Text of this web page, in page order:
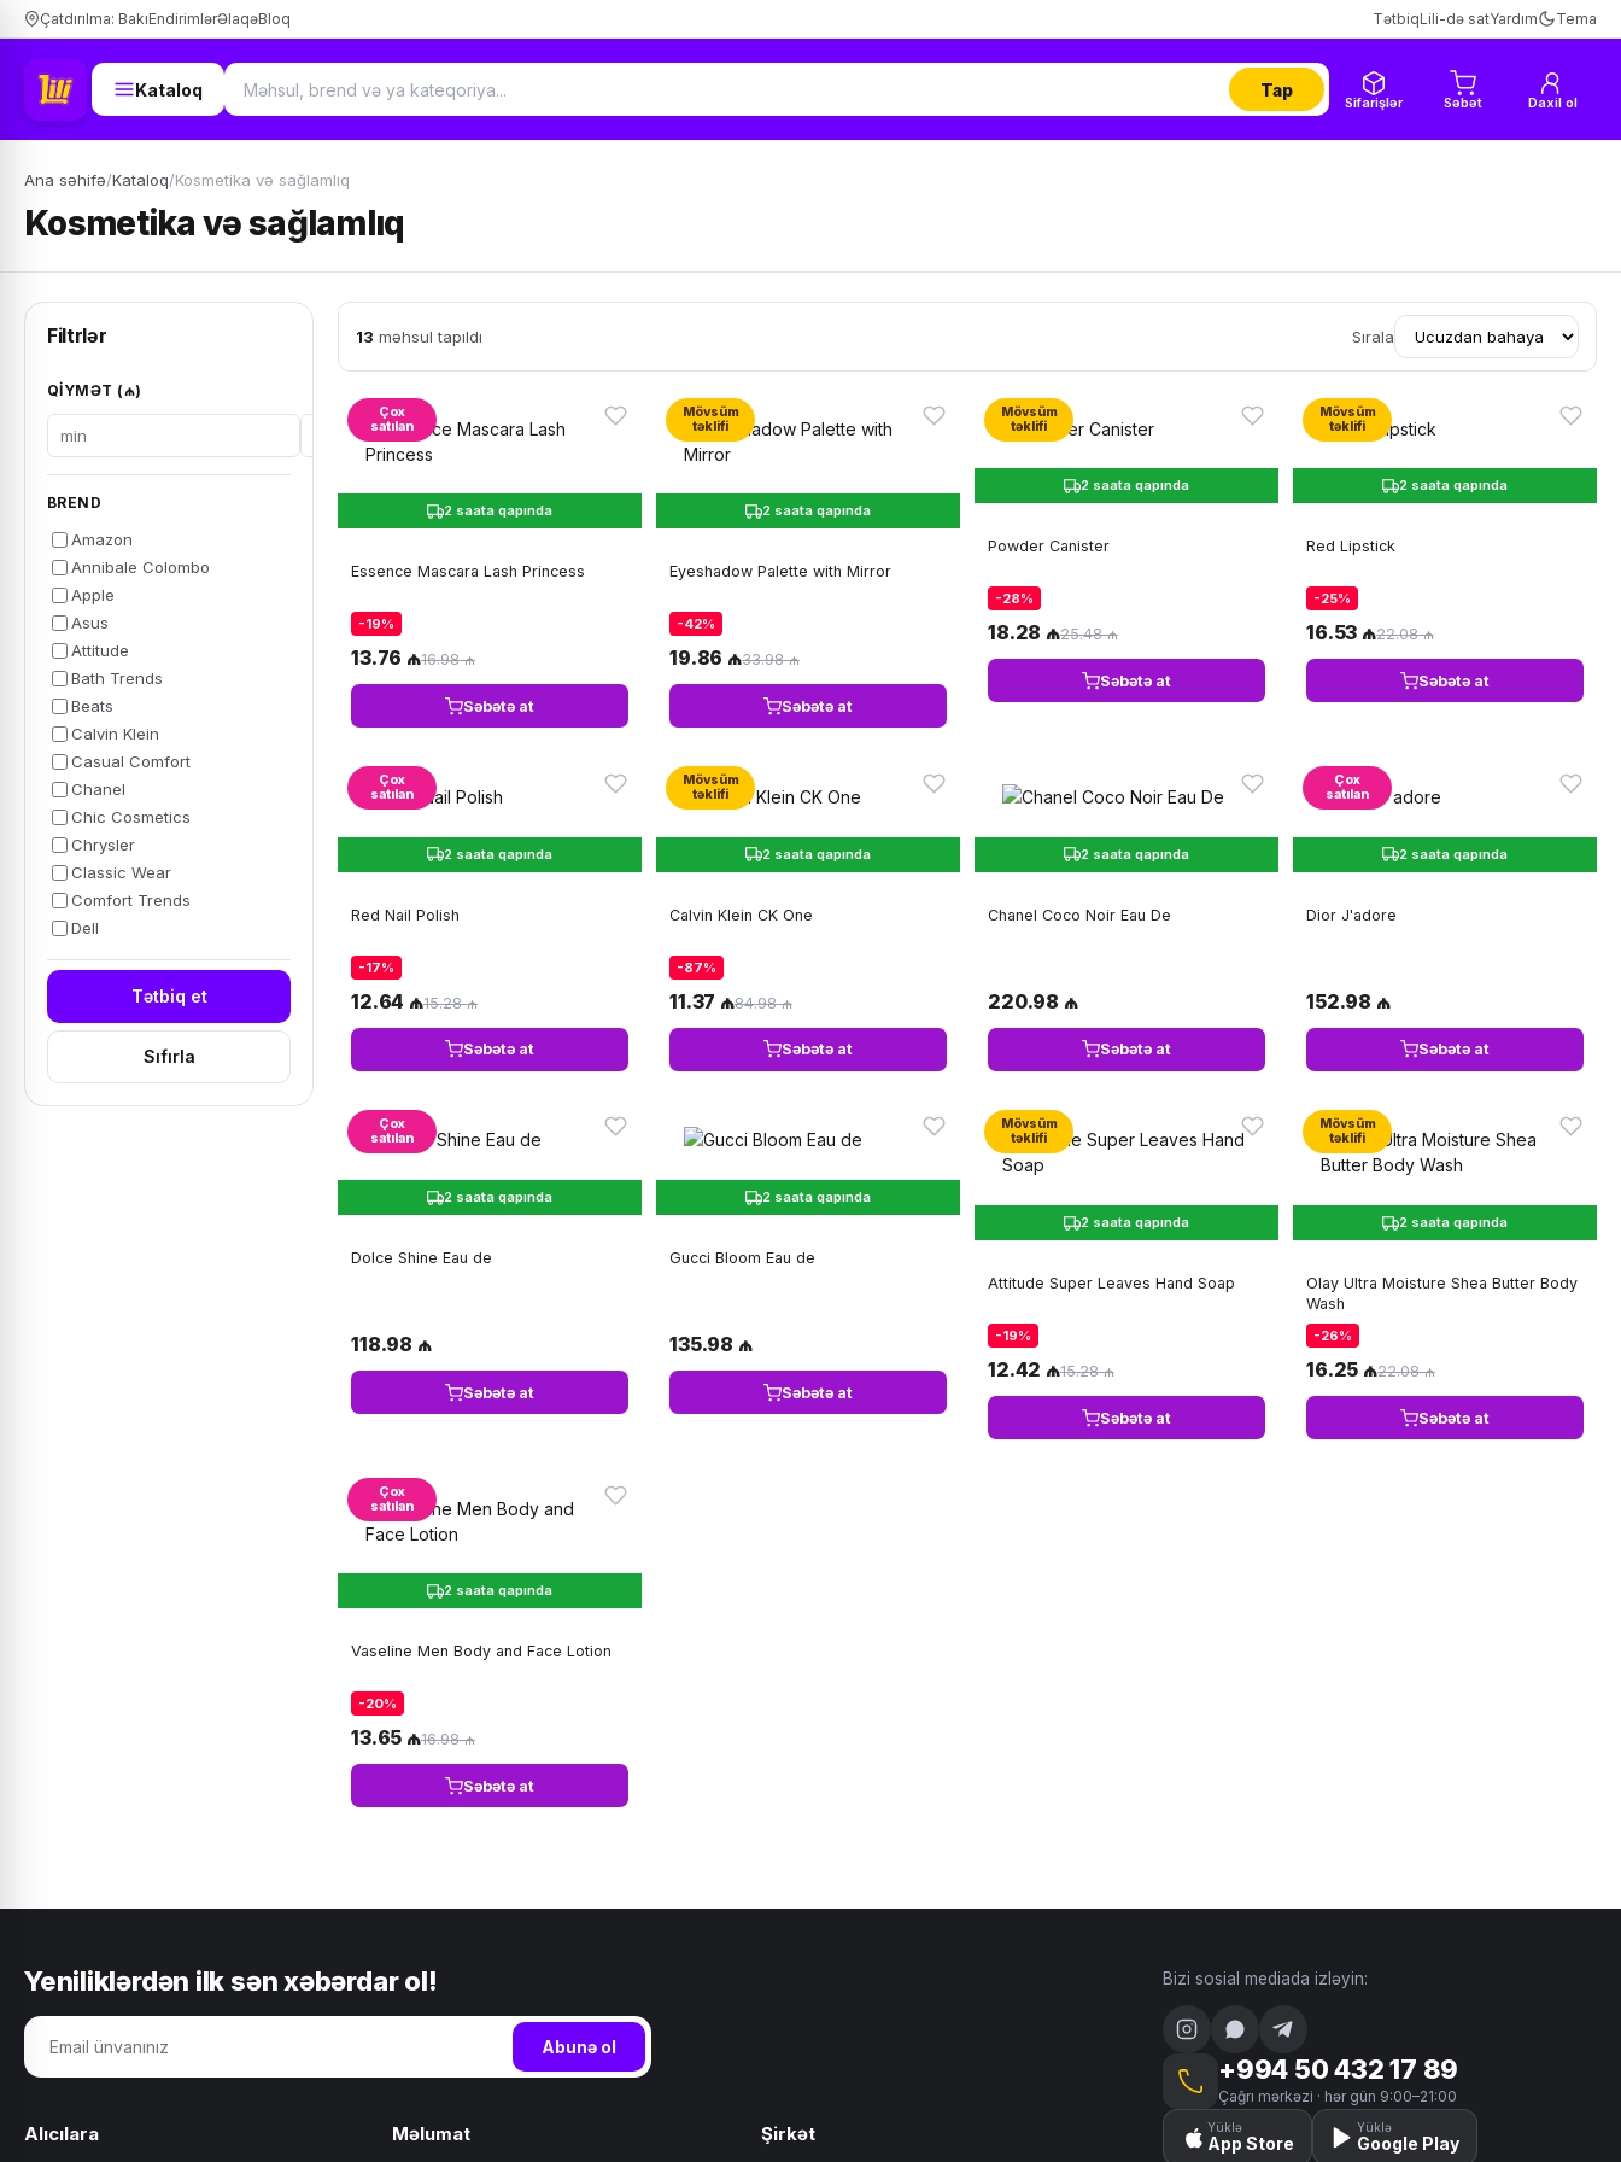
Çatdırılma: BakıEndirimlərƏlaqəBloq TətbiqLili-də satYardım Tema
Kataloq Tap
Sifarişlər Səbət Daxil ol
Ana səhifə/Kataloq/Kosmetika və sağlamlıq
Kosmetika və sağlamlıq
Filtrlər
QIYMƏT (₼)
BREND
Amazon
Annibale Colombo
Apple
Asus
Attitude
Bath Trends
Beats
Calvin Klein
Casual Comfort
Chanel
Chic Cosmetics
Chrysler
Classic Wear
Comfort Trends
Dell
Tətbiq et
Sıfırla
13 məhsul tapıldı Sırala
Çox
satılan
2 saata qapında
Essence Mascara Lash Princess
-19%
13.76 ₼16.98 ₼
Səbətə at
Mövsüm
təklifi
2 saata qapında
Eyeshadow Palette with Mirror
-42%
19.86 ₼33.98 ₼
Səbətə at
Mövsüm
təklifi
2 saata qapında
Powder Canister
-28%
18.28 ₼25.48 ₼
Səbətə at
Mövsüm
təklifi
2 saata qapında
Red Lipstick
-25%
16.53 ₼22.08 ₼
Səbətə at
Çox
satılan
2 saata qapında
Red Nail Polish
-17%
12.64 ₼15.28 ₼
Səbətə at
Mövsüm
təklifi
2 saata qapında
Calvin Klein CK One
-87%
11.37 ₼84.98 ₼
Səbətə at
2 saata qapında
Chanel Coco Noir Eau De
220.98 ₼
Səbətə at
Çox
satılan
2 saata qapında
Dior J'adore
152.98 ₼
Səbətə at
Çox
satılan
2 saata qapında
Dolce Shine Eau de
118.98 ₼
Səbətə at
2 saata qapında
Gucci Bloom Eau de
135.98 ₼
Səbətə at
Mövsüm
təklifi
2 saata qapında
Attitude Super Leaves Hand Soap
-19%
12.42 ₼15.28 ₼
Səbətə at
Mövsüm
təklifi
2 saata qapında
Olay Ultra Moisture Shea Butter Body
Wash
-26%
16.25 ₼22.08 ₼
Səbətə at
Çox
satılan
2 saata qapında
Vaseline Men Body and Face Lotion
-20%
13.65 ₼16.98 ₼
Səbətə at
Yeniliklərdən ilk sən xəbərdar ol!
Abunə ol
Alıcılara Məlumat Şirkət
Bizi sosial mediada izləyin:
+994 50 432 17 89
Çağrı mərkəzi · hər gün 9:00–21:00
Yüklə
App Store
Yüklə
Google Play